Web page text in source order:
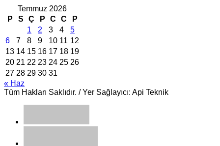
Temmuz 2026
P
S Ç P C C
P
1
2 3 4
5
6
7 8 9 10 11 12
13 14 15 16 17 18 19
20 21 22 23 24 25 26
27 28 29 30 31
« Haz
Tüm Hakları Saklıdır. / Yer Sağlayıcı: Api Teknik